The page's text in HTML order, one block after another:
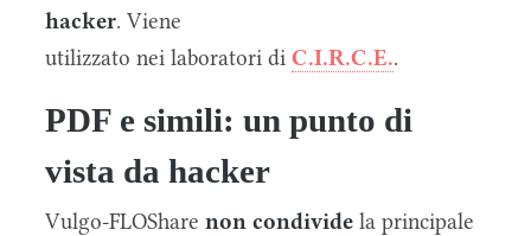
hacker. Viene
utilizzato nei laboratori diC.I.R.C.E..
PDF e simili: un punto di
vista da hacker
Vulgo-FLOSharenon condivide la principale